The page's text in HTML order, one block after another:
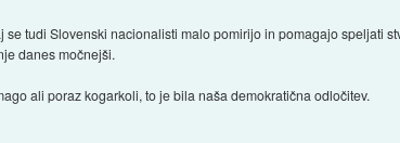
tudi Slovenski nacionalisti malo pomirijo in pomagajo speljati
danes močnejši.
ali poraz kogarkoli, to je bila naša demokratična odločitev.